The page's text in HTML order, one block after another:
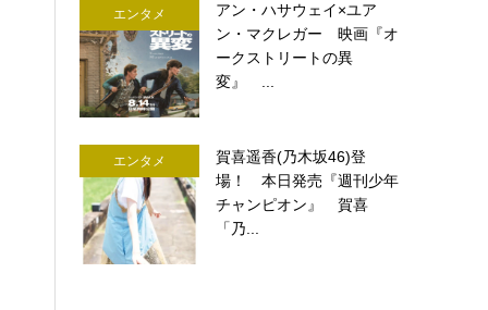
エンタメ
アン・ハサウェイ×ユア
ン・マクレガー 映画『オ
ークストリートの異
変』 ...
エンタメ
賀喜遥香(乃木坂46)登
場！ 本日発売『週刊少年
チャンピオン』 賀喜
「乃...